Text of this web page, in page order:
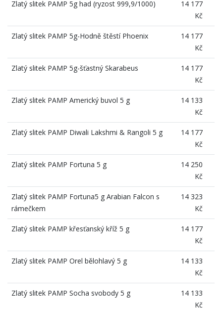
Zlatý slitek PAMP 5g had (ryzost 999,9/1000)
14 177
Kč
Zlatý slitek PAMP 5g-Hodně štěstí Phoenix
14 177
Kč
Zlatý slitek PAMP 5g-šťastný Skarabeus
14 177
Kč
Zlatý slitek PAMP Americký buvol 5 g
14 133
Kč
Zlatý slitek PAMP Diwali Lakshmi & Rangoli 5 g
14 177
Kč
Zlatý slitek PAMP Fortuna 5 g
14 250
Kč
Zlatý slitek PAMP Fortuna5 g Arabian Falcon s
rámečkem
14 323
Kč
Zlatý slitek PAMP křesťanský kříž 5 g
14 177
Kč
Zlatý slitek PAMP Orel bělohlavý 5 g
14 133
Kč
Zlatý slitek PAMP Socha svobody 5 g
14 133
Kč